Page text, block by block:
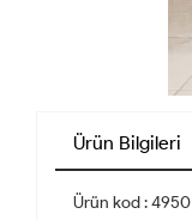
Ürün Bilgileri
Ürün kod : 4950